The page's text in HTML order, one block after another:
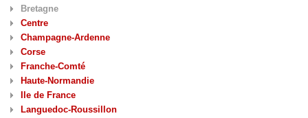
Bretagne
Centre
Champagne-Ardenne
Corse
Franche-Comté
Haute-Normandie
Ile de France
Languedoc-Roussillon